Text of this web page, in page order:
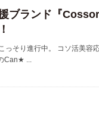
ブランド『
っそり進行中。 コソ活美容
Can★ ...